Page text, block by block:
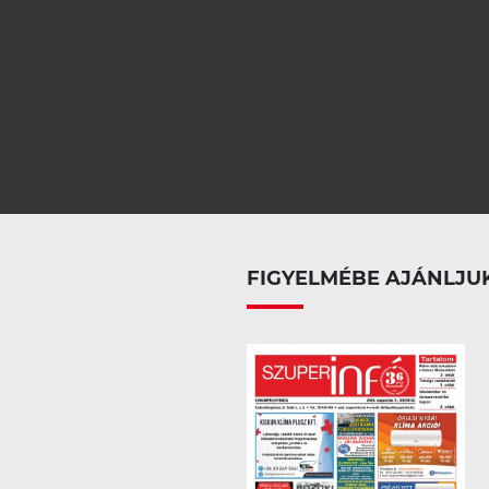
FIGYELMÉBE